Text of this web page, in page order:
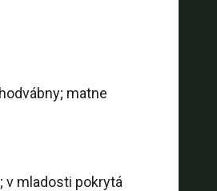
matne
v mladosti pokrytá